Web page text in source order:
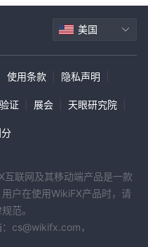
美国
使用条款 隐私声明
证 展会 天眼研究院
互联网及其移动端产品是一款
户在使用WikiFX产品时，请
范。
cs@wikifx.com，